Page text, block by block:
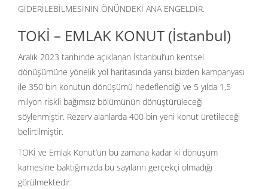
GİDERİLEBİLMESİNİN ÖNÜNDEKİ ANA ENGELDİR.
TOKİ – EMLAK KONUT (İstanbul)
Aralık 2023 tarihinde açıklanan İstanbul’un kentsel
dönüşümüne yönelik yol haritasında yarısı bizden kampanyası
ile 350 bin konutun dönüşümü hedeflendiği ve 5 yılda 1,5
milyon riskli bağımsız bölümünün dönüştürüleceği
söylenmiştir. Rezerv alanlarda 400 bin yeni konut üretileceği
belirtilmiştir.
TOKİ ve Emlak Konut’un bu zamana kadar ki dönüşüm
karnesine baktığımızda bu sayıların gerçekçi olmadığı
görülmektedir: